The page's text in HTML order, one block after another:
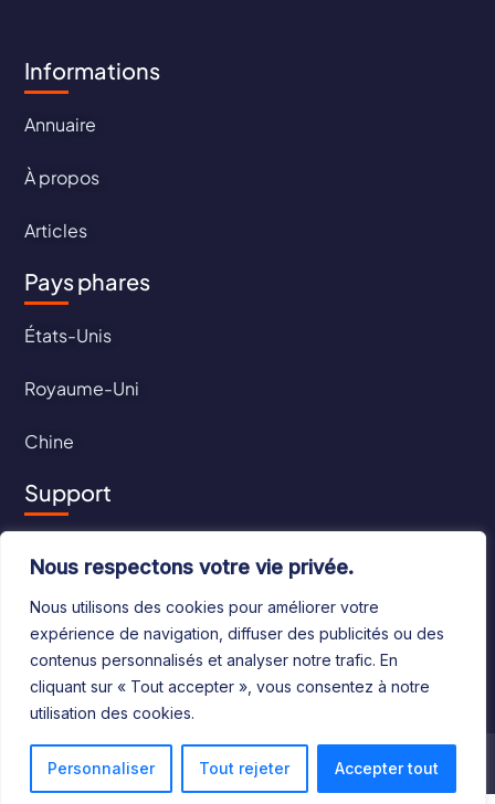
Nous respectons votre vie privée.
Nous utilisons des cookies pour améliorer votre
expérience de navigation, diffuser des publicités ou des
contenus personnalisés et analyser notre trafic. En
cliquant sur « Tout accepter », vous consentez à notre
utilisation des cookies.
Personnaliser Tout rejeter Accepter tout
Informations
Annuaire
À propos
Articles
Pays phares
États-Unis
Royaume-Uni
Chine
Support
CGU
CGV
©2024 Le Bottin Mondial. Tous droits réservés